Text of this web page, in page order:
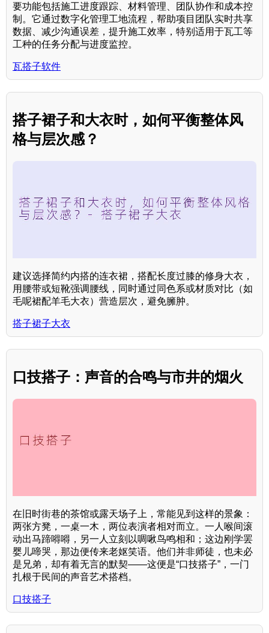
要功能包括施工进度跟踪、材料管理、团队协作和成本控
制。它通过数字化管理工地流程，帮助项目团队实时共享
数据、减少沟通误差，提升施工效率，特别适用于瓦工等
工种的任务分配与进度监控。
瓦搭子软件
搭子裙子和大衣时，如何平衡整体风
格与层次感？
建议选择简约内搭的连衣裙，搭配长度过膝的修身大衣，
用腰带或短靴强调腰线，同时通过同色系或材质对比（如
毛呢裙配羊毛大衣）营造层次，避免臃肿。
搭子裙子大衣
口技搭子：声音的合鸣与市井的烟火
在旧时街巷的茶馆或露天场子上，常能见到这样的景象：
两张方凳，一桌一木，两位表演者相对而立。一人喉间滚
动出马蹄嘚嘚，另一人立刻以啁啾鸟鸣相和；这边刚学罢
婴儿啼哭，那边便传来老妪笑语。他们并非师徒，也未必
是兄弟，却有着无言的默契——这便是“口技搭子”，一门
扎根于民间的声音艺术搭档。
口技搭子